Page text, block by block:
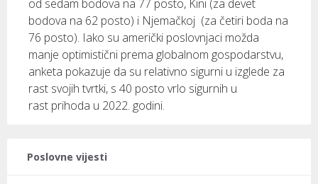
od sedam bodova na 77 posto, Kini (za devet
bodova na 62 posto) i Njemačkoj (za četiri boda na
76 posto). Iako su američki poslovnjaci možda
manje optimistični prema globalnom gospodarstvu,
anketa pokazuje da su relativno sigurni u izglede za
rast svojih tvrtki, s 40 posto vrlo sigurnih u
rast prihoda u 2022. godini.
Poslovne vijesti